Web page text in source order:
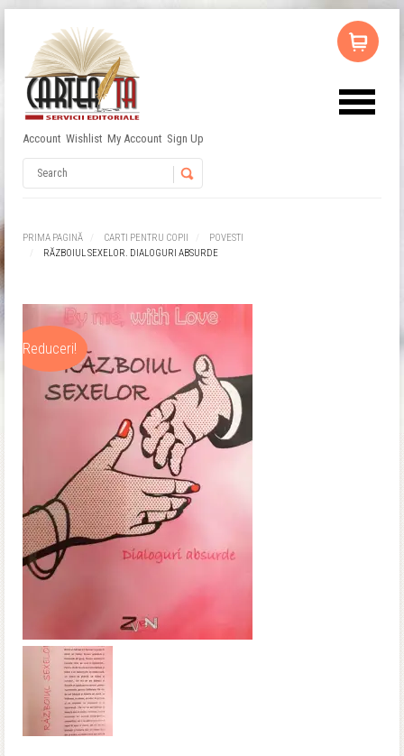
Account Wishlist My Account Sign Up
PRIMA PAGINĂ CARTI PENTRU COPII
POVESTI
RĂZBOIUL SEXELOR. DIALOGURI ABSURDE
Reduceri!
Remember Me